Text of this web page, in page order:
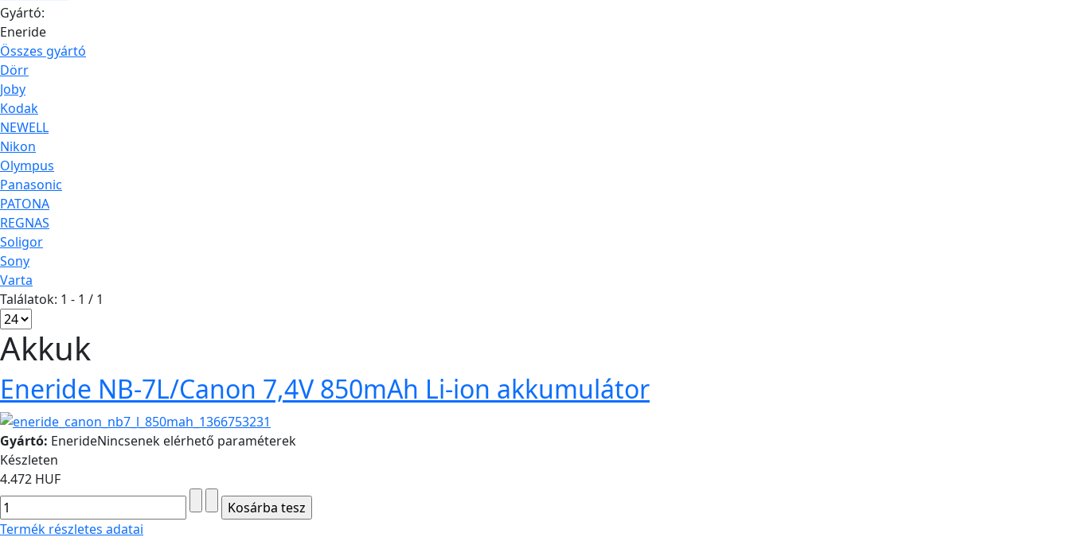
Gyártó:
Eneride
Összes gyártó
Dörr
Joby
Kodak
NEWELL
Nikon
Olympus
Panasonic
PATONA
REGNAS
Soligor
Sony
Varta
Találatok: 1 - 1 / 1
Akkuk
Eneride NB-7L/Canon 7,4V 850mAh Li-ion akkumulátor
Gyártó: EnerideNincsenek elérhető paraméterek
Készleten
4.472 HUF
Termék részletes adatai